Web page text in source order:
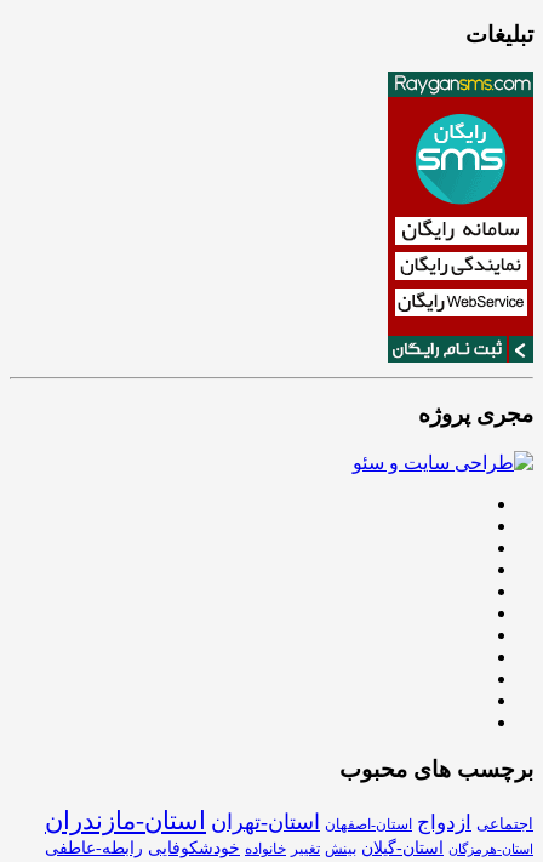
تبلیغات
مجری پروژه
برچسب های محبوب
اجتماعی ازدواج استان-اصفهان استان-تهران استان-مازندران
استان-هرمزگان استان-گیلان بینش تغییر خانواده خودشکوفایی رابطه-عاطفی